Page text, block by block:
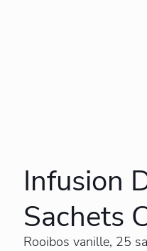
Infusion
Sachets
Rooibos vanille, 25